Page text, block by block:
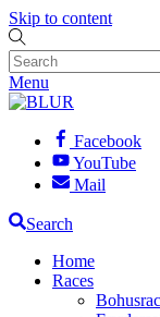
Skip to content
Menu
Facebook
YouTube
Mail
Search
Home
Races